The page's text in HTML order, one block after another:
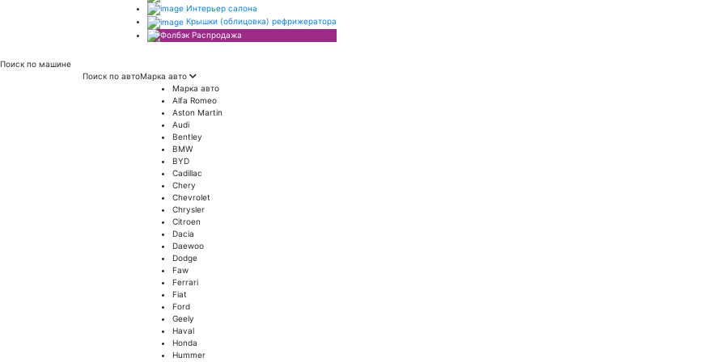
Интерьер салона
Крышки (облицовка) рефрижератора
Распродажа
Поиск по машине
Поиск по автоМарка авто
Марка авто
Alfa Romeo
Aston Martin
Audi
Bentley
BMW
BYD
Cadillac
Chery
Chevrolet
Chrysler
Citroen
Dacia
Daewoo
Dodge
Faw
Ferrari
Fiat
Ford
Geely
Haval
Honda
Hummer